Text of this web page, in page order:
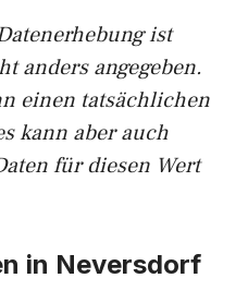
ist
anders angegeben.
einen tatsächlichen
kann aber auch
für diesen Wert
in Neversdorf